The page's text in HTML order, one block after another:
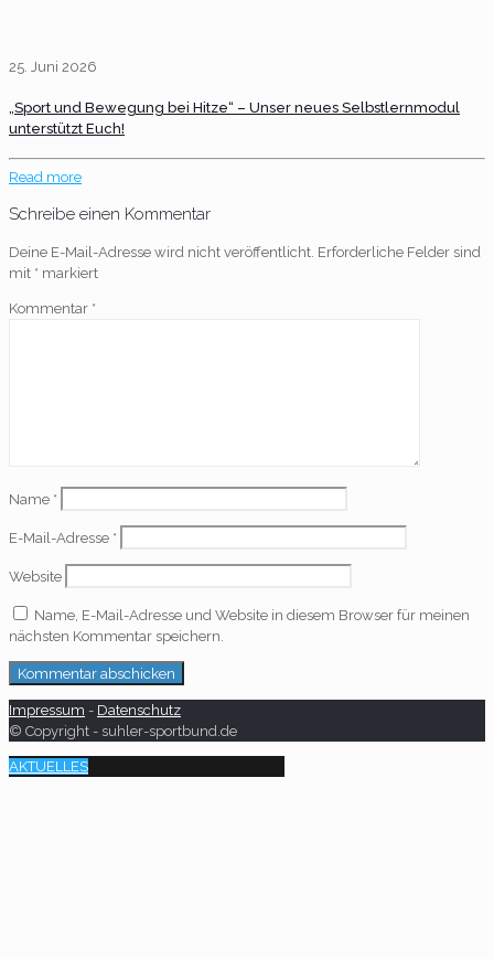
25. Juni 2026
„Sport und Bewegung bei Hitze“ – Unser neues Selbstlernmodul
unterstützt Euch!
Read more
Schreibe einen Kommentar
Deine E-Mail-Adresse wird nicht veröffentlicht. Erforderliche Felder sind
mit * markiert
Kommentar *
Name *
E-Mail-Adresse *
Website
Name, E-Mail-Adresse und Website in diesem Browser für meinen
nächsten Kommentar speichern.
Impressum - Datenschutz
© Copyright - suhler-sportbund.de
AKTUELLES